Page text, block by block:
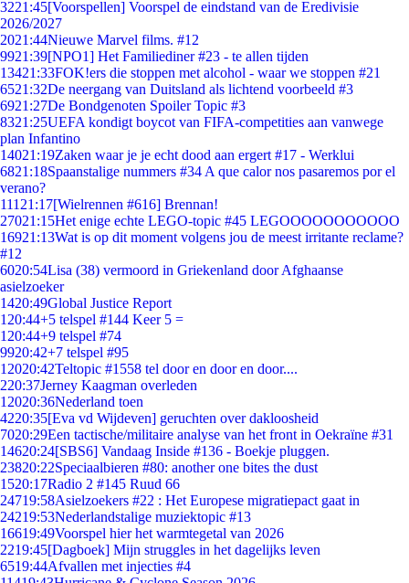
3221:45[Voorspellen] Voorspel de eindstand van de Eredivisie
2026/2027
2021:44Nieuwe Marvel films. #12
9921:39[NPO1] Het Familiediner #23 - te allen tijden
13421:33FOK!ers die stoppen met alcohol - waar we stoppen #21
6521:32De neergang van Duitsland als lichtend voorbeeld #3
6921:27De Bondgenoten Spoiler Topic #3
8321:25UEFA kondigt boycot van FIFA-competities aan vanwege
plan Infantino
14021:19Zaken waar je je echt dood aan ergert #17 - Werklui
6821:18Spaanstalige nummers #34 A que calor nos pasaremos por el
verano?
111 21:17[Wielrennen #616] Brennan!
27021:15Het enige echte LEGO-topic #45 LEGOOOOOOOOOOO
16921:13Wat is op dit moment volgens jou de meest irritante reclame?
#12
6020:54Lisa (38) vermoord in Griekenland door Afghaanse
asielzoeker
1420:49Global Justice Report
1 20:44+5 telspel #144 Keer 5 =
1 20:44+9 telspel #74
9920:42+7 telspel #95
12020:42Teltopic #1558 tel door en door en door....
220:37Jerney Kaagman overleden
12020:36Nederland toen
4220:35[Eva vd Wijdeven] geruchten over dakloosheid
7020:29Een tactische/militaire analyse van het front in Oekraïne #31
14620:24[SBS6] Vandaag Inside #136 - Boekje pluggen.
23820:22Speciaalbieren #80: another one bites the dust
1520:17Radio 2 #145 Ruud 66
24719:58Asielzoekers #22 : Het Europese migratiepact gaat in
24219:53Nederlandstalige muziektopic #13
16619:49Voorspel hier het warmtegetal van 2026
2219:45[Dagboek] Mijn struggles in het dagelijks leven
6519:44Afvallen met injecties #4